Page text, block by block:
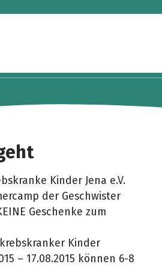
Kinder Jena e.V.
der Geschwister
Geschenke zum
Kinder
– 17.08.2015 können 6-8